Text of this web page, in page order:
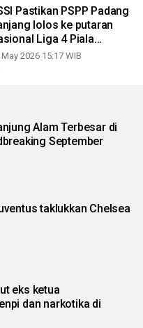
Pastikan PSPP Padang
lolos ke putaran
Liga 4 Piala
2025/2026
May 2026 15:17 WIB
Alam Terbesar di
September
taklukkan Chelsea
eks ketua
dan narkotika di